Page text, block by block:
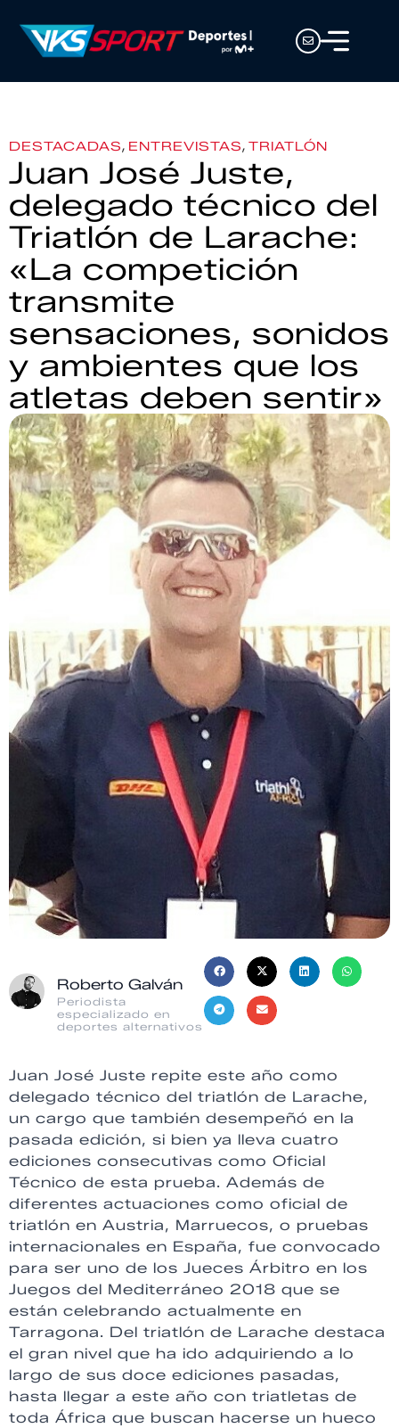
DESTACADAS, ENTREVISTAS, TRIATLÓN
Juan José Juste,
delegado técnico del
Triatlón de Larache:
«La competición
transmite
sensaciones, sonidos
y ambientes que los
atletas deben sentir»
Roberto Galván
Periodista
especializado en
deportes alternativos
Juan José Juste repite este año como
delegado técnico del triatlón de Larache,
un cargo que también desempeñó en la
pasada edición, si bien ya lleva cuatro
ediciones consecutivas como Oficial
Técnico de esta prueba. Además de
diferentes actuaciones como oficial de
triatlón en Austria, Marruecos, o pruebas
internacionales en España, fue convocado
para ser uno de los Jueces Árbitro en los
Juegos del Mediterráneo 2018 que se
están celebrando actualmente en
Tarragona. Del triatlón de Larache destaca
el gran nivel que ha ido adquiriendo a lo
largo de sus doce ediciones pasadas,
hasta llegar a este año con triatletas de
toda África que buscan hacerse un hueco